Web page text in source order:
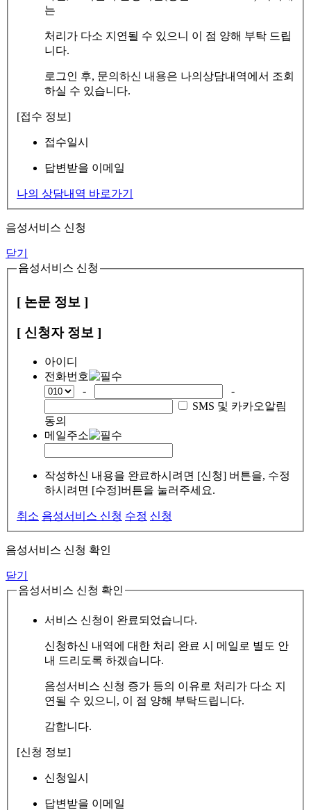
는
처리가 다소 지연될 수 있으니 이 점 양해 부탁 드립
니다.
로그인 후, 문의하신 내용은 나의상담내역에서 조회
하실 수 있습니다.
[접수 정보]
접수일시
답변받을 이메일
나의 상담내역 바로가기
음성서비스 신청
닫기
음성서비스 신청
[ 논문 정보 ]
[ 신청자 정보 ]
아이디
전화번호
-
-
SMS 및 카카오알림
동의
메일주소
작성하신 내용을 완료하시려면 [신청] 버튼을, 수정
하시려면 [수정]버튼을 눌러주세요.
취소 음성서비스 신청 수정 신청
음성서비스 신청 확인
닫기
음성서비스 신청 확인
서비스 신청이 완료되었습니다.
신청하신 내역에 대한 처리 완료 시 메일로 별도 안
내 드리도록 하겠습니다.
음성서비스 신청 증가 등의 이유로 처리가 다소 지
연될 수 있으니, 이 점 양해 부탁드립니다.
감합니다.
[신청 정보]
신청일시
답변받을 이메일